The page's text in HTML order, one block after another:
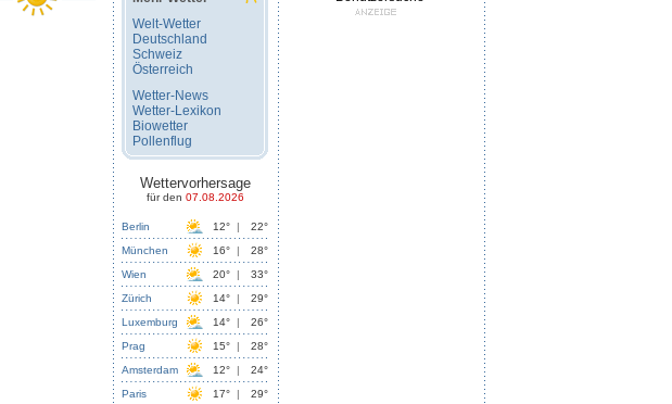
Welt-Wetter
Deutschland
Schweiz
Österreich
Wetter-News
Wetter-Lexikon
Biowetter
Pollenflug
Wettervorhersage
für den 07.08.2026
Berlin 12° |
22°
München
16° |
28°
Wien
20° |
33°
Zürich
14° |
29°
Luxemburg
14° |
26°
Prag
15° |
28°
Amsterdam
12° |
24°
Paris
17° |
29°